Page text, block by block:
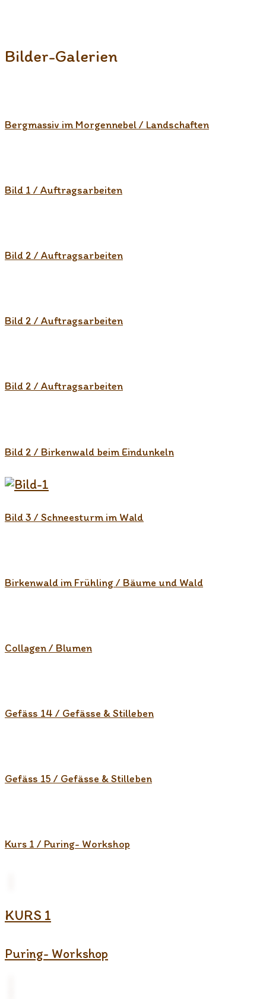
Bilder-Galerien
Bergmassiv im Morgennebel / Landschaften
Bild 1 / Auftragsarbeiten
Bild 2 / Auftragsarbeiten
Bild 2 / Auftragsarbeiten
Bild 2 / Auftragsarbeiten
Bild 2 / Birkenwald beim Eindunkeln
Bild 3 / Schneesturm im Wald
Birkenwald im Frühling / Bäume und Wald
Collagen / Blumen
Gefäss 14 / Gefässe & Stilleben
Gefäss 15 / Gefässe & Stilleben
Kurs 1 / Puring- Workshop
KURS 1
Puring- Workshop